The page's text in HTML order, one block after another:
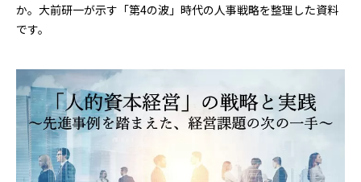
か。大前研一が示す「第4の波」時代の人事戦略を整理した資料
です。